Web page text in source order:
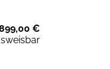
€